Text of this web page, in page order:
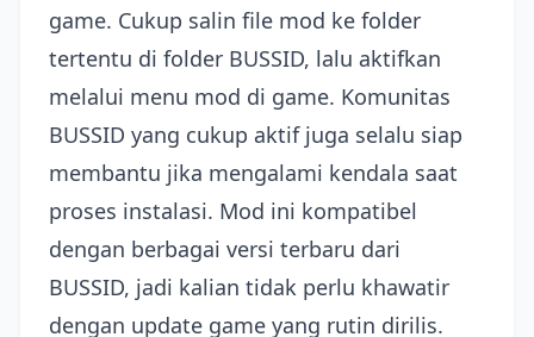
game. Cukup salin file mod ke folder
tertentu di folder BUSSID, lalu aktifkan
melalui menu mod di game. Komunitas
BUSSID yang cukup aktif juga selalu siap
membantu jika mengalami kendala saat
proses instalasi. Mod ini kompatibel
dengan berbagai versi terbaru dari
BUSSID, jadi kalian tidak perlu khawatir
dengan update game yang rutin dirilis.